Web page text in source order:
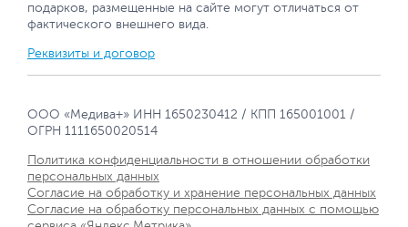
подарков, размещенные на сайте могут отличаться от
фактического внешнего вида.
Реквизиты и договор
ООО «Медива+» ИНН 1650230412 / КПП 165001001 /
ОГРН 1111650020514
Политика конфиденциальности в отношении обработки
персональных данных
Согласие на обработку и хранение персональных данных
Согласие на обработку персональных данных с помощью